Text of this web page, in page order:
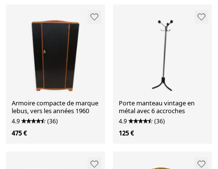
Armoire compacte de marque
lebus, vers les années 1960
4.9 (36)
475 €
Porte manteau vintage en
métal avec 6 accroches
4.9 (36)
125 €